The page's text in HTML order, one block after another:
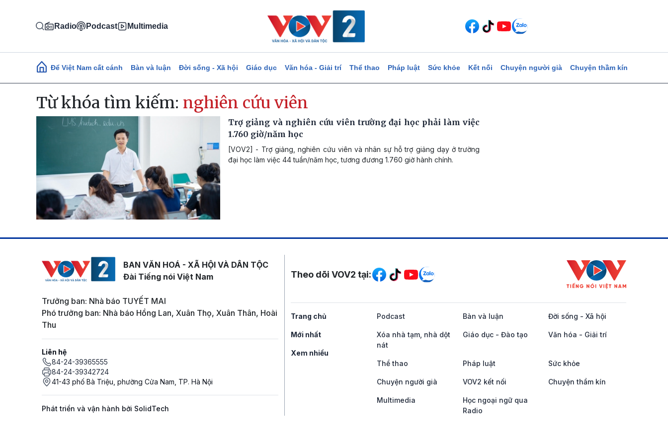
Radio Podcast Multimedia
Main navigation
Để Việt Nam cất cánh Bàn và luận Đời sống - Xã hội Giáo dục Văn hóa - Giải trí Thể thao Pháp luật Sức khỏe Kết nối Chuyện người già Chuyện thầm kín
Từ khóa tìm kiếm: nghiên cứu viên
Trợ giảng và nghiên cứu viên trường đại học phải làm việc
1.760 giờ/năm học
[VOV2] - Trợ giảng, nghiên cứu viên và nhân sự hỗ trợ giảng dạy ở trường
đại học làm việc 44 tuần/năm học, tương đương 1.760 giờ hành chính.
BAN VĂN HOÁ - XÃ HỘI VÀ DÂN TỘC
Đài Tiếng nói Việt Nam
Trưởng ban: Nhà báo TUYẾT MAI
Phó trưởng ban: Nhà báo Hồng Lan, Xuân Thọ, Xuân Thân, Hoài
Thu
Liên hệ
84-24-39365555
84-24-39342724
41-43 phố Bà Triệu, phường Cửa Nam, TP. Hà Nội
Phát triển và vận hành bởi SolidTech
Mạng xã hội
Theo dõi VOV2 tại:
Trang chủ
Mới nhất
Xem nhiều
Podcast Bàn và luận Đời sống - Xã hội
Xóa nhà tạm, nhà dột
nát
Giáo dục - Đào tạo Văn hóa - Giải trí
Thể thao Pháp luật Sức khỏe
Chuyện người già VOV2 kết nối Chuyện thầm kín
Multimedia
Học ngoại ngữ qua
Radio